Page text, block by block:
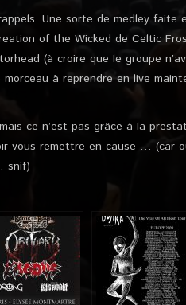
Une sorte de medley faite
of the Wicked de Celtic
(à croire que le groupe
à reprendre en live
ce n’est pas grâce à la
vous remettre en cause … (car
snif)